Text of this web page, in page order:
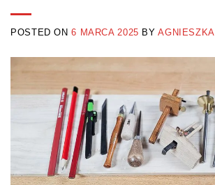
POSTED ON6 MARCA 2025 BYAGNIESZKA